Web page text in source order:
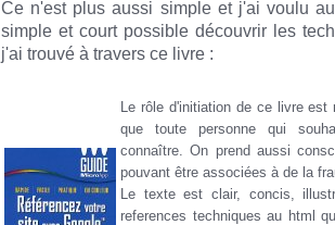
Ce n'est plus aussi simple et j'ai voulu
simple et court possible découvrir les
j'ai trouvé à travers ce livre :
Le rôle d'initiation de ce livre
que toute personne qui
connaître. On prend aussi
pouvant être associées à de la
Le texte est clair, concis,
references techniques au html